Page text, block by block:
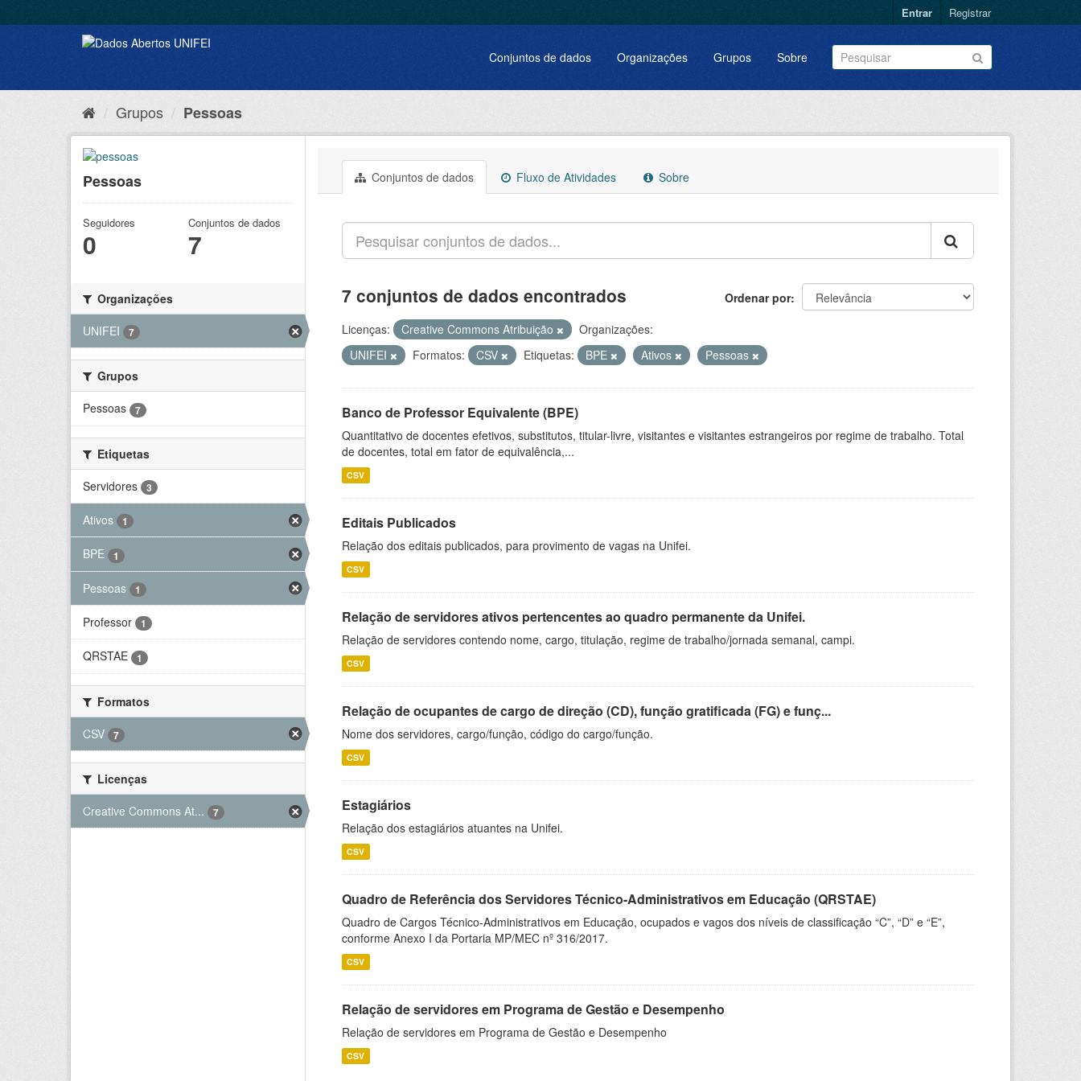
Entrar Registrar
Conjuntos de dados Organizações Grupos Sobre
Grupos Pessoas
Pessoas
Seguidores
0
Conjuntos de dados
7
Organizações
UNIFEI
7
Grupos
Pessoas
7
Etiquetas
Servidores
3
Ativos 1
BPE 1
Pessoas 1
Professor 1
QRSTAE 1
Formatos
CSV
7
Licenças
Creative Commons At...
7
Conjuntos de dados Fluxo de Atividades Sobre
Ordenar por
7 conjuntos de dados encontrados
Licenças: Creative Commons Atribuição
Organizações:
UNIFEI
Formatos: CSV Etiquetas: BPE Ativos Pessoas
Banco de Professor Equivalente (BPE)
Quantitativo de docentes efetivos, substitutos, titular-livre, visitantes e visitantes estrangeiros por regime de trabalho. Total
de docentes, total em fator de equivalência,...
CSV
Editais Publicados
Relação dos editais publicados, para provimento de vagas na Unifei.
CSV
Relação de servidores ativos pertencentes ao quadro permanente da Unifei.
Relação de servidores contendo nome, cargo, titulação, regime de trabalho/jornada semanal, campi.
CSV
Relação de ocupantes de cargo de direção (CD), função gratificada (FG) e funç...
Nome dos servidores, cargo/função, código do cargo/função.
CSV
Estagiários
Relação dos estagiários atuantes na Unifei.
CSV
Quadro de Referência dos Servidores Técnico-Administrativos em Educação (QRSTAE)
Quadro de Cargos Técnico-Administrativos em Educação, ocupados e vagos dos níveis de classificação “C”, “D” e “E”,
conforme Anexo I da Portaria MP/MEC nº 316/2017.
CSV
Relação de servidores em Programa de Gestão e Desempenho
Relação de servidores em Programa de Gestão e Desempenho
CSV